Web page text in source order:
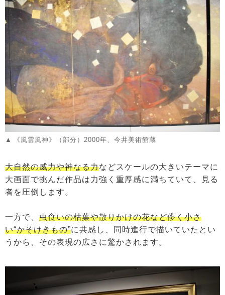
《風雲風神》（部分）2000年、今井美術館蔵
大自然の威力や神なる力などスケールの大きいテーマに
大画面で挑んだ作品は力強く重厚感に満ちていて、見る
者を圧倒します。
一方で、 虫食いの枯葉や散りかけの花など儚く小さ
い“かそけきもの”に共感し、同時進行で描いていたとい
うから、その表現の広さに驚かされます。